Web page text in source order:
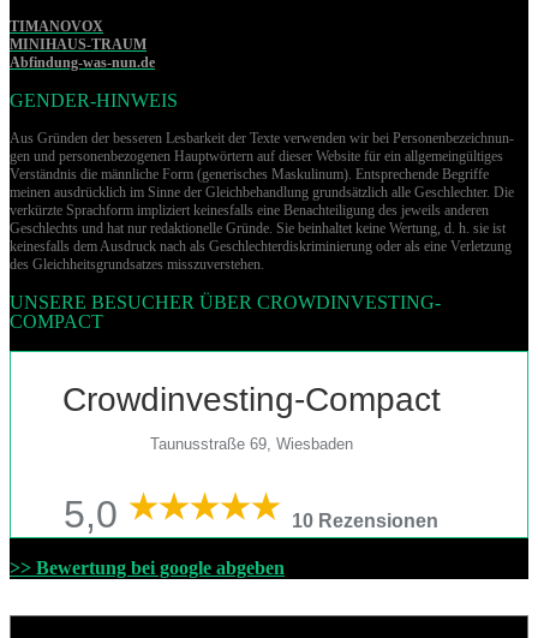
TIMANOVOX
MINIHAUS-TRAUM
Abfindung-was-nun.de
GENDER-HINWEIS
Aus Gründen der besseren Lesbarkeit der Texte verwenden wir bei Per­so­nen­be­zeich­nun­
gen und per­so­nen­be­zo­ge­nen Hauptwörtern auf dieser Website für ein allgemeingültiges
Verständnis die männliche Form (generisches Maskulinum). Entsprechende Begriffe
meinen ausdrücklich im Sinne der Gleichbehandlung grund­sätz­lich alle Geschlechter. Die
verkürzte Sprachform impliziert keinesfalls eine Benachteiligung des jeweils anderen
Geschlechts und hat nur redaktionelle Gründe. Sie beinhaltet keine Wertung, d. h. sie ist
keinesfalls dem Ausdruck nach als Geschlechterdiskriminierung oder als eine Verletzung
des Gleich­heits­grund­sat­zes misszuverstehen.
UNSERE BESUCHER ÜBER CROWDINVESTING-
COMPACT
Crowdinvesting-Compact
Taunusstraße 69, Wiesbaden
5,0 10 Rezensionen
>> Bewertung bei google abgeben